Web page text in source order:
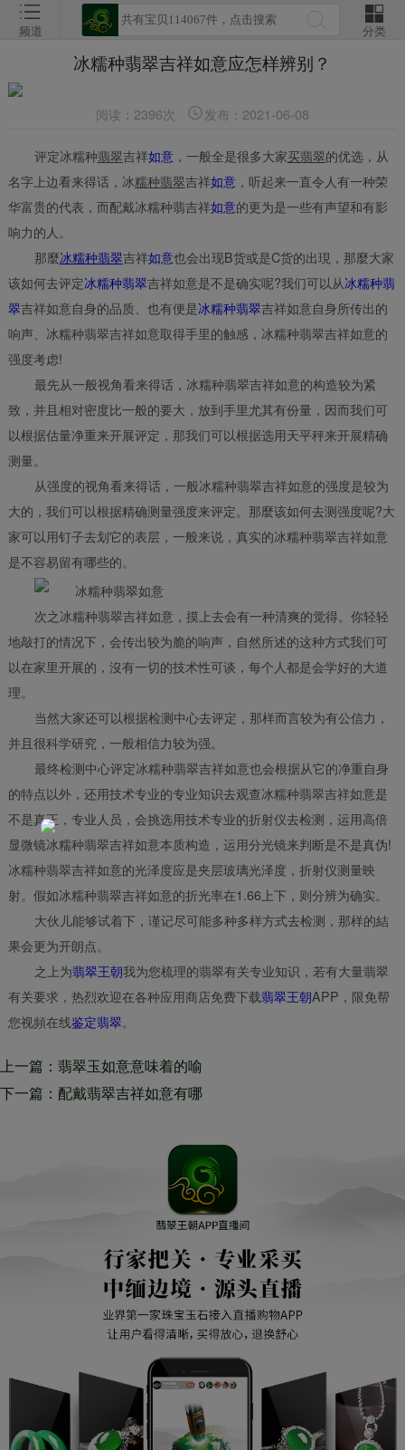
频道 分类
冰糯种翡翠吉祥如意应怎样辨别？
阅读：2396次 发布：2021-06-08
评定冰糯种翡翠吉祥如意，一般全是很多大家买翡翠的优选，从
名字上边看来得话，冰糯种翡翠吉祥如意，听起来一直令人有一种荣
华富贵的代表，而配戴冰糯种翡吉祥如意的更为是一些有声望和有影
响力的人。
那麼冰糯种翡翠吉祥如意也会出现B货或是C货的出現，那麼大家
该如何去评定冰糯种翡翠吉祥如意是不是确实呢?我们可以从冰糯种翡
翠吉祥如意自身的品质、也有便是冰糯种翡翠吉祥如意自身所传出的
响声、冰糯种翡翠吉祥如意取得手里的触感，冰糯种翡翠吉祥如意的
强度考虑!
最先从一般视角看来得话，冰糯种翡翠吉祥如意的构造较为紧
致，并且相对密度比一般的要大，放到手里尤其有份量，因而我们可
以根据估量净重来开展评定，那我们可以根据选用天平秤来开展精确
测量。
从强度的视角看来得话，一般冰糯种翡翠吉祥如意的强度是较为
大的，我们可以根据精确测量强度来评定。那麼该如何去测强度呢?大
家可以用钉子去划它的表层，一般来说，真实的冰糯种翡翠吉祥如意
是不容易留有哪些的。
次之冰糯种翡翠吉祥如意，摸上去会有一种清爽的觉得。你轻轻
地敲打的情况下，会传出较为脆的响声，自然所述的这种方式我们可
以在家里开展的，沒有一切的技术性可谈，每个人都是会学好的大道
理。
当然大家还可以根据检测中心去评定，那样而言较为有公信力，
并且很科学研究，一般相信力较为强。
最终检测中心评定冰糯种翡翠吉祥如意也会根据从它的净重自身
的特点以外，还用技术专业的专业知识去观查冰糯种翡翠吉祥如意是
不是真正，专业人员，会挑选用技术专业的折射仪去检测，运用高倍
显微镜冰糯种翡翠吉祥如意本质构造，运用分光镜来判断是不是真伪!
冰糯种翡翠吉祥如意的光泽度应是夹层玻璃光泽度，折射仪测量映
射。假如冰糯种翡翠吉祥如意的折光率在1.66上下，则分辨为确实。
大伙儿能够试着下，谨记尽可能多种多样方式去检测，那样的結
果会更为开朗点。
之上为翡翠王朝我为您梳理的翡翠有关专业知识，若有大量翡翠
有关要求，热烈欢迎在各种应用商店免费下载翡翠王朝APP，限免帮
您视頻在线鉴定翡翠。
上一篇：翡翠玉如意意味着的喻
意 什么人合适配戴翡翠玉如意
下一篇：配戴翡翠吉祥如意有哪